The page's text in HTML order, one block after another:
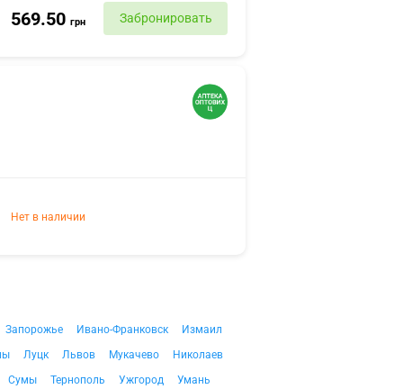
569.50 грн Забронировать
Нет в наличии
Запорожье Ивано-Франковск
Измаил
Луцк Львов Мукачево
Николаев
Сумы Тернополь Ужгород
Умань